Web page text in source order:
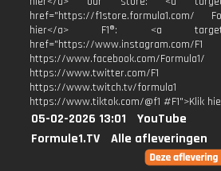
href="https://f1store.formula1.com/
hier</a> F1®: <a
href="https://www.instagram.com/F1
https://www.facebook.com/Formula1/
https://www.twitter.com/F1
https://www.twitch.tv/formula1
https://www.tiktok.com/@f1 #F1">Klik
05-02-2026 13:01
YouTube
Formule1.TV
Alle afleveringen